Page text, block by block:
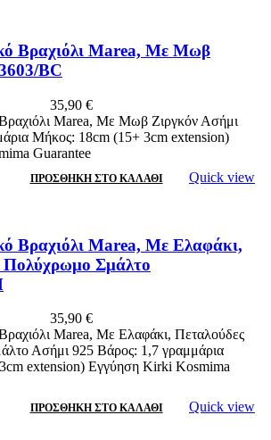
Βραχιόλι Marea, Με Μωβ
BC
35,90 €
Marea, Με Μωβ Ζιργκόν Ασήμι
Μήκος: 18cm (15+ 3cm extension)
Guarantee
ΠΡΟΣΘΉΚΗ ΣΤΟ ΚΑΛΆΘΙ Quick view
Βραχιόλι Marea, Με Ελαφάκι,
Πολύχρωμo Σμάλτο
35,90 €
Marea, Με Ελαφάκι, Πεταλούδες
Ασήμι 925 Βάρος: 1,7 γραμμάρια
extension) Εγγύηση Kirki Kosmima
ΠΡΟΣΘΉΚΗ ΣΤΟ ΚΑΛΆΘΙ Quick view